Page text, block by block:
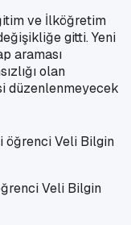
ve İlköğretim
gitti. Yeni
araması
olan
düzenlenmeyecek
Veli Bilgin